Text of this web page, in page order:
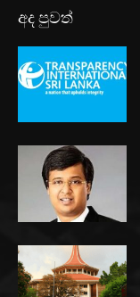
අද පුවත්